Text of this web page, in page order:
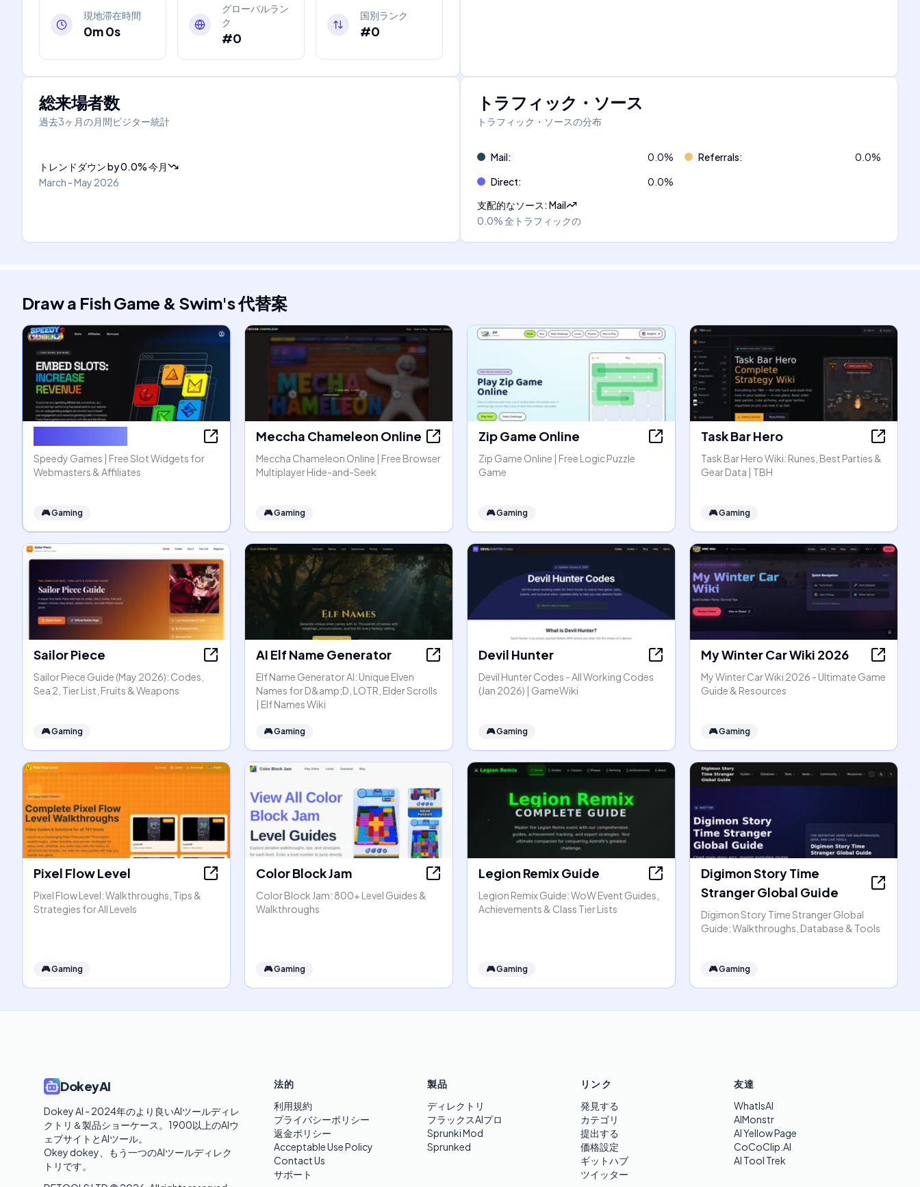
現地滞在時間
0m 0s
グローバルラン
ク
#0
国別ランク
#0
総来場者数
過去3ヶ月の月間ビジター統計
トレンドダウンby0.0%今月
March - May 2026
トラフィック・ソース
トラフィック・ソースの分布
Mail: 0.0% Referrals: 0.0%
Direct: 0.0%
支配的なソース:Mail
0.0%全トラフィックの
Draw a Fish Game & Swim's代替案
Speedy Games | Free Slot Widgets for
Webmasters & Affiliates
🎮Gaming
Meccha Chameleon Online
Meccha Chameleon Online | Free Browser
Multiplayer Hide-and-Seek
🎮Gaming
Zip Game Online
Zip Game Online | Free Logic Puzzle
Game
🎮Gaming
Task Bar Hero
Task Bar Hero Wiki: Runes, Best Parties &
Gear Data | TBH
🎮Gaming
Sailor Piece
Sailor Piece Guide (May 2026): Codes,
Sea 2, Tier List, Fruits & Weapons
🎮Gaming
AI Elf Name Generator
Elf Name Generator AI: Unique Elven
Names for D&amp;D, LOTR, Elder Scrolls
| Elf Names Wiki
🎮Gaming
Devil Hunter
Devil Hunter Codes - All Working Codes
(Jan 2026) | GameWiki
🎮Gaming
My Winter Car Wiki 2026
My Winter Car Wiki 2026 - Ultimate Game
Guide & Resources
🎮Gaming
Pixel Flow Level
Pixel Flow Level: Walkthroughs, Tips &
Strategies for All Levels
🎮Gaming
Color Block Jam
Color Block Jam: 800+ Level Guides &
Walkthroughs
🎮Gaming
Legion Remix Guide
Legion Remix Guide: WoW Event Guides,
Achievements & Class Tier Lists
🎮Gaming
Digimon Story Time
Stranger Global Guide
Digimon Story Time Stranger Global
Guide: Walkthroughs, Database & Tools
🎮Gaming
DokeyAI
Dokey AI - 2024年のより良いAIツールディレ
クトリ＆製品ショーケース。1900以上のAIウ
ェブサイトとAIツール。
Okey dokey、もう一つのAIツールディレク
トリです。
法的
利用規約
プライバシーポリシー
返金ポリシー
Acceptable Use Policy
Contact Us
サポート
製品
ディレクトリ
フラックスAIプロ
Sprunki Mod
Sprunked
リンク
発見する
カテゴリ
提出する
価格設定
ギットハブ
ツイッター
友達
WhatIsAI
AIMonstr
AI Yellow Page
CoCoClip.AI
AI Tool Trek